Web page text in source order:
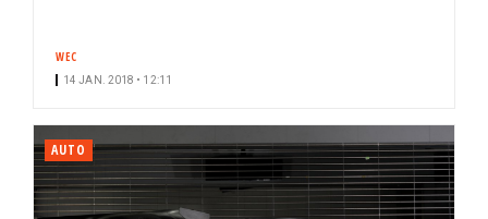
WEC
14 JAN. 2018 • 12:11
AUTO